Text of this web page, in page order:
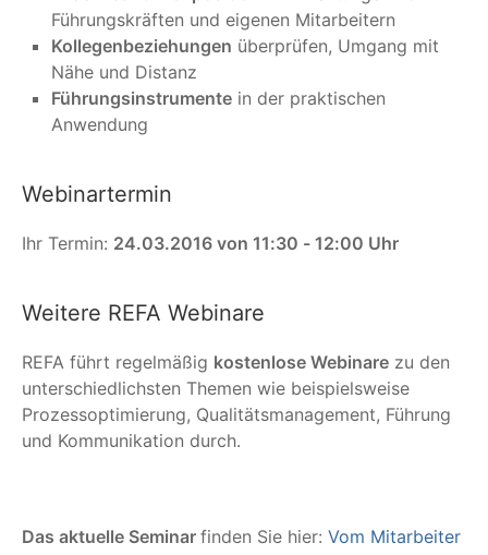
Führungskräften und eigenen Mitarbeitern
Kollegenbeziehungen überprüfen, Umgang mit
Nähe und Distanz
Führungsinstrumente in der praktischen
Anwendung
Webinartermin
Ihr Termin: 24.03.2016 von 11:30 - 12:00 Uhr
Weitere REFA Webinare
REFA führt regelmäßig kostenlose Webinare zu den
unterschiedlichsten Themen wie beispielsweise
Prozessoptimierung, Qualitätsmanagement, Führung
und Kommunikation durch.
Das aktuelle Seminar finden Sie hier: Vom Mitarbeiter